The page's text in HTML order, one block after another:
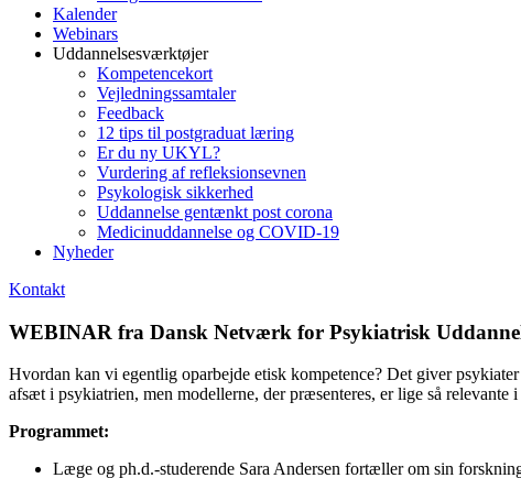
Kalender
Webinars
Uddannelsesværktøjer
Kompetencekort
Vejledningssamtaler
Feedback
12 tips til postgraduat læring
Er du ny UKYL?
Vurdering af refleksionsevnen
Psykologisk sikkerhed
Uddannelse gentænkt post corona
Medicinuddannelse og COVID-19
Nyheder
Kontakt
WEBINAR fra Dansk Netværk for Psykiatrisk
Hvordan kan vi egentlig oparbejde etisk kompetence? Det giver
afsæt i psykiatrien, men modellerne, der præsenteres, er lige så relevante i
Programmet:
Læge og ph.d.-studerende Sara Andersen fortæller om sin